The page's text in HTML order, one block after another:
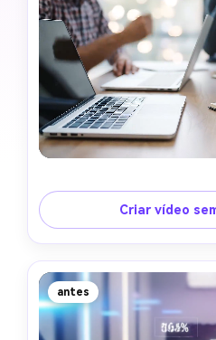
Criar vídeo
antes